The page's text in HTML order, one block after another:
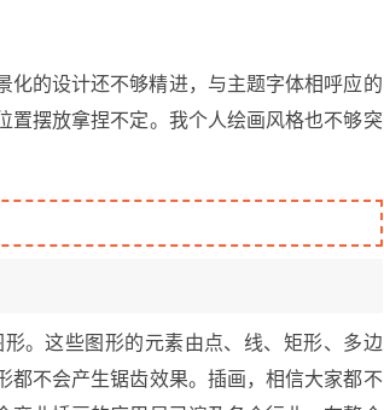
化的设计还不够精进，与主题字体相呼应的
置摆放拿捏不定。我个人绘画风格也不够突
。这些图形的元素由点、线、矩形、多边
都不会产生锯齿效果。插画，相信大家都不